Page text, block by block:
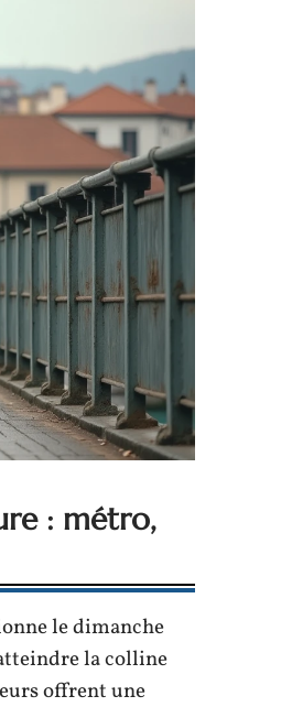
: métro,
le dimanche
la colline
offrent une